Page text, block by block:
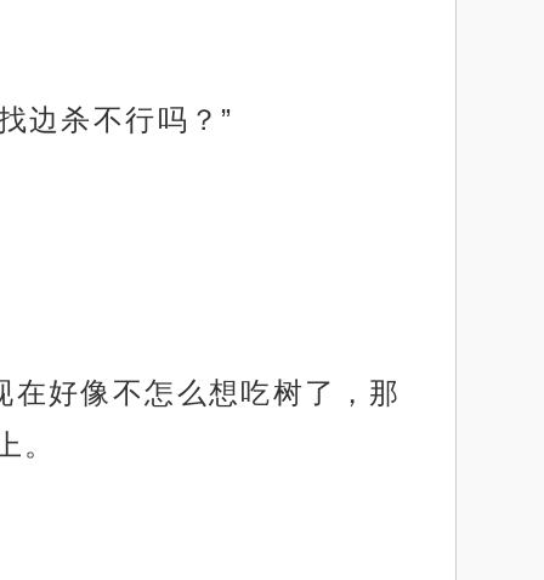
边杀不行吗？”
好像不怎么想吃树了，那
。